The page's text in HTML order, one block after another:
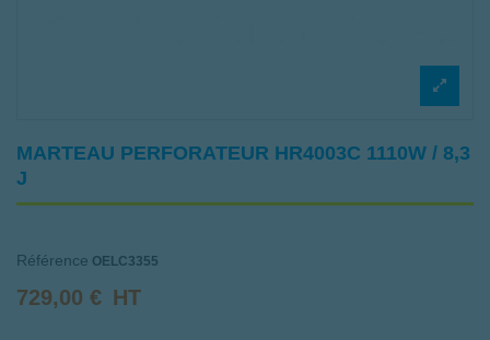
MARTEAU PERFORATEUR HR4003C 1110W / 8,3
J
Référence OELC3355
729,00 € HT